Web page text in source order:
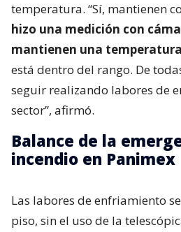
temperatura. “Sí, mantienen
hizo una medición con
mantienen una
está dentro del rango. De
seguir realizando labores de
sector”, afirmó.
Balance de la
incendio en Panimex
Las labores de enfriamiento
piso, sin el uso de la